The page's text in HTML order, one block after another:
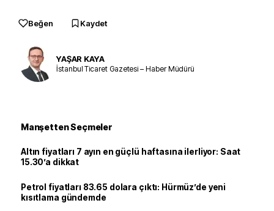
Beğen Kaydet
YAŞAR KAYA
İstanbul Ticaret Gazetesi – Haber Müdürü
Manşetten Seçmeler
Altın fiyatları 7 ayın en güçlü haftasına ilerliyor: Saat
15.30’a dikkat
Petrol fiyatları 83.65 dolara çıktı: Hürmüz’de yeni
kısıtlama gündemde